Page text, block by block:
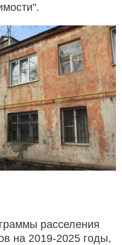
расселения
на 2019-2025 годы,